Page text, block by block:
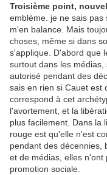
Troisième point,
emblème. je ne sais
m'en balance. Mais
choses, même si dans
s'applique. D'abord que
surtout dans les
autorisé pendant des
sais en rien si Cauet est
correspond à cet
l'avortement, et la
plus facilement. Dans la
rouge est qu'elle n'est
pendant des décennies,
et de médias, elles n'ont
promotion sociale.